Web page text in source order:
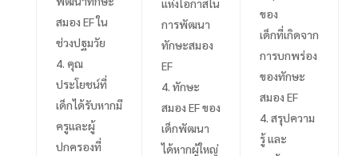
สมอง EFใน
ช่วงปฐมวัย
คุณ
ประโยชน์ที่
เด็กได้รับหากมี
ครูและผู้
ปกครองที่
การพัฒนา
ทักษะสมอง
EF
ทักษะ
สมอง EFของ
เด็กพัฒนา
ได้หากผู้ใหญ่
ของ
เด็กที่เกิดจาก
การบกพร่อง
ของทักษะ
สมอง EF
สรุปความ
รู้ และ